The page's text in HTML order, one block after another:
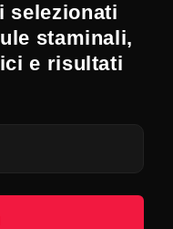
selezionati
staminali,
e risultati